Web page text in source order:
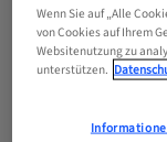
Wenn Sie auf „Alle
von Cookies auf Ihrem
Websitenutzung zu
unterstützen.